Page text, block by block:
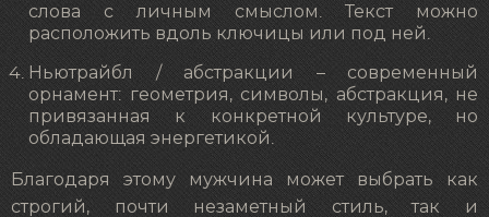
слова с личным смыслом. Текст можно
расположить вдоль ключицы или под ней.
Ньютрайбл / абстракции – современный
орнамент: геометрия, символы, абстракция, не
привязанная к конкретной культуре, но
обладающая энергетикой.
Благодаря этому мужчина может выбрать как
строгий, почти незаметный стиль, так и